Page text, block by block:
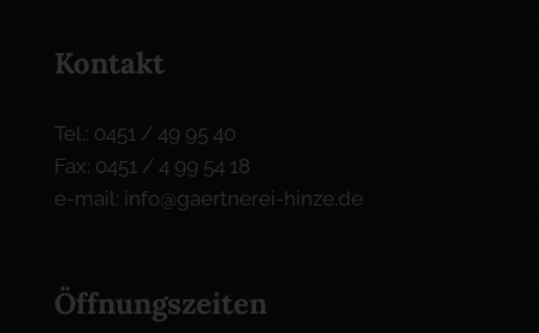
Kontakt
Tel.: 0451 / 49 95 40
Fax: 0451 / 4 99 54 18
e-mail: info@gaertnerei-hinze.de
Öffnungszeiten